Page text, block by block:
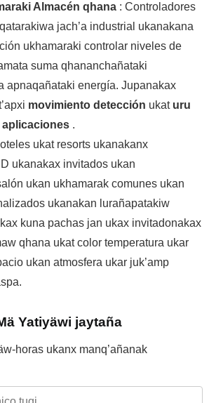
Almacén qhana : Controladores
jach’a industrial ukanakana
ukhamaraki controlar niveles de
suma qhananchañataki
apnaqañataki energía. Jupanakax
movimiento detección ukat uru
.
ukat resorts ukanakanx
ukanakax invitados ukan
ukan ukhamarak comunes ukan
ukanakan lurañapatakiw
kuna pachas jan ukax invitadonakax
qhana ukat color temperatura ukar
ukan atmosfera ukar juk’amp
Yatiyäwi jaytaña
horas ukanx manq’añanak